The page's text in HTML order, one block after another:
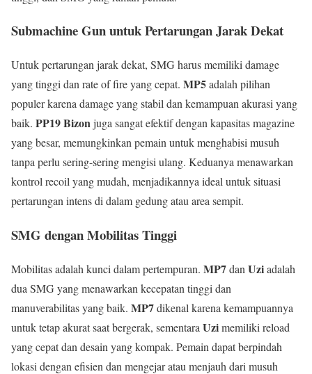
Submachine Gun untuk Pertarungan Jarak Dekat
Untuk pertarungan jarak dekat, SMG harus memiliki damage
yang tinggi dan rate of fire yang cepat. MP5adalah pilihan
populer karena damage yang stabil dan kemampuan akurasi yang
baik. PP19 Bizonjuga sangat efektif dengan kapasitas magazine
yang besar, memungkinkan pemain untuk menghabisi musuh
tanpa perlu sering-sering mengisi ulang. Keduanya menawarkan
kontrol recoil yang mudah, menjadikannya ideal untuk situasi
pertarungan intens di dalam gedung atau area sempit.
SMG dengan Mobilitas Tinggi
Mobilitas adalah kunci dalam pertempuran. MP7dan Uziadalah
dua SMG yang menawarkan kecepatan tinggi dan
manuverabilitas yang baik. MP7dikenal karena kemampuannya
untuk tetap akurat saat bergerak, sementara Uzimemiliki reload
yang cepat dan desain yang kompak. Pemain dapat berpindah
lokasi dengan efisien dan mengejar atau menjauh dari musuh